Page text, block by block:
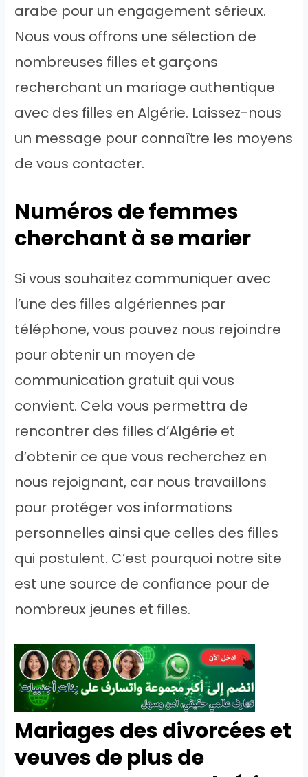
arabe pour un engagement sérieux.
Nous vous offrons une sélection de
nombreuses filles et garçons
recherchant un mariage authentique
avec des filles en Algérie. Laissez-nous
un message pour connaître les moyens
de vous contacter.
Numéros de femmes
cherchant à se marier
Si vous souhaitez communiquer avec
l’une des filles algériennes par
téléphone, vous pouvez nous rejoindre
pour obtenir un moyen de
communication gratuit qui vous
convient. Cela vous permettra de
rencontrer des filles d’Algérie et
d’obtenir ce que vous recherchez en
nous rejoignant, car nous travaillons
pour protéger vos informations
personnelles ainsi que celles des filles
qui postulent. C’est pourquoi notre site
est une source de confiance pour de
nombreux jeunes et filles.
Mariages des divorcées et
veuves de plus de